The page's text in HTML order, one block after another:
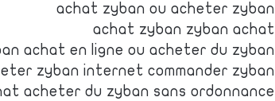
achat zyban ou acheter zyban
achat zyban zyban achat
achat en ligne ou acheter du zyban
zyban internet commander zyban
acheter du zyban sans ordonnance